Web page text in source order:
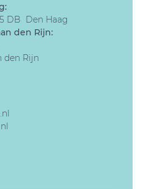
DB Den Haag
den Rijn:
Rijn